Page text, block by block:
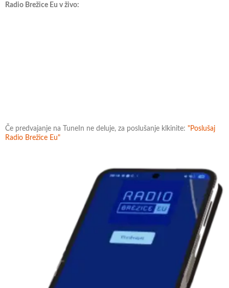
Radio Brežice Eu v živo:
Če predvajanje na TuneIn ne deluje, za poslušanje klkinite: "Poslušaj
Radio Brežice Eu"